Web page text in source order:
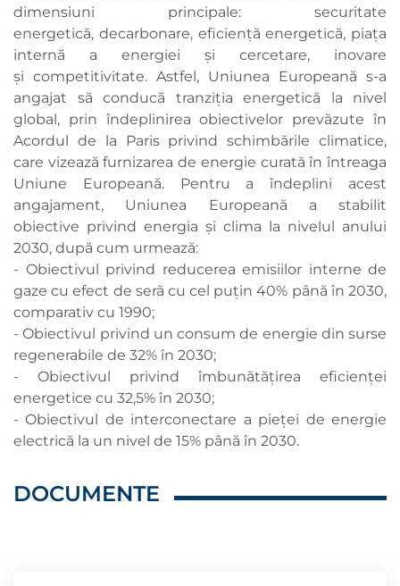
dimensiuni principale: securitate
energetică, decarbonare, eficiență energetică, piața
internă a energiei și cercetare, inovare
și competitivitate. Astfel, Uniunea Europeană s-a
angajat să conducă tranziția energetică la nivel
global, prin îndeplinirea obiectivelor prevăzute în
Acordul de la Paris privind schimbările climatice,
care vizează furnizarea de energie curată în întreaga
Uniune Europeană. Pentru a îndeplini acest
angajament, Uniunea Europeană a stabilit
obiective privind energia și clima la nivelul anului
2030, după cum urmează:
- Obiectivul privind reducerea emisiilor interne de
gaze cu efect de seră cu cel puțin 40% până în 2030,
comparativ cu 1990;
- Obiectivul privind un consum de energie din surse
regenerabile de 32% în 2030;
- Obiectivul privind îmbunătățirea eficienței
energetice cu 32,5% în 2030;
- Obiectivul de interconectare a pieței de energie
electrică la un nivel de 15% până în 2030.
DOCUMENTE